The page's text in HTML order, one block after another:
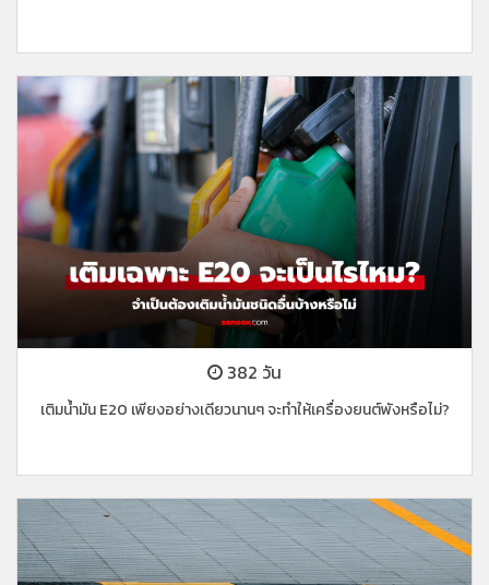
382 วัน
เติมน้ำมัน E20 เพียงอย่างเดียวนานๆ จะทำให้เครื่องยนต์พังหรือไม่?